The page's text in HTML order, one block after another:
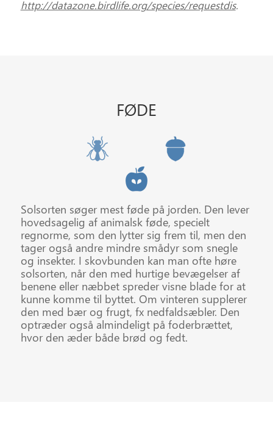
http://datazone.birdlife.org/species/requestdis.
FØDE
Solsorten søger mest føde på jorden. Den lever
hovedsagelig af animalsk føde, specielt
regnorme, som den lytter sig frem til, men den
tager også andre mindre smådyr som snegle
og insekter. I skovbunden kan man ofte høre
solsorten, når den med hurtige bevægelser af
benene eller næbbet spreder visne blade for at
kunne komme til byttet. Om vinteren supplerer
den med bær og frugt, fx nedfaldsæbler. Den
optræder også almindeligt på foderbrættet,
hvor den æder både brød og fedt.